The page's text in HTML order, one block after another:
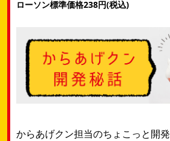
ローソン標準価格238円(税込)
からあげクン担当のちょこっと開